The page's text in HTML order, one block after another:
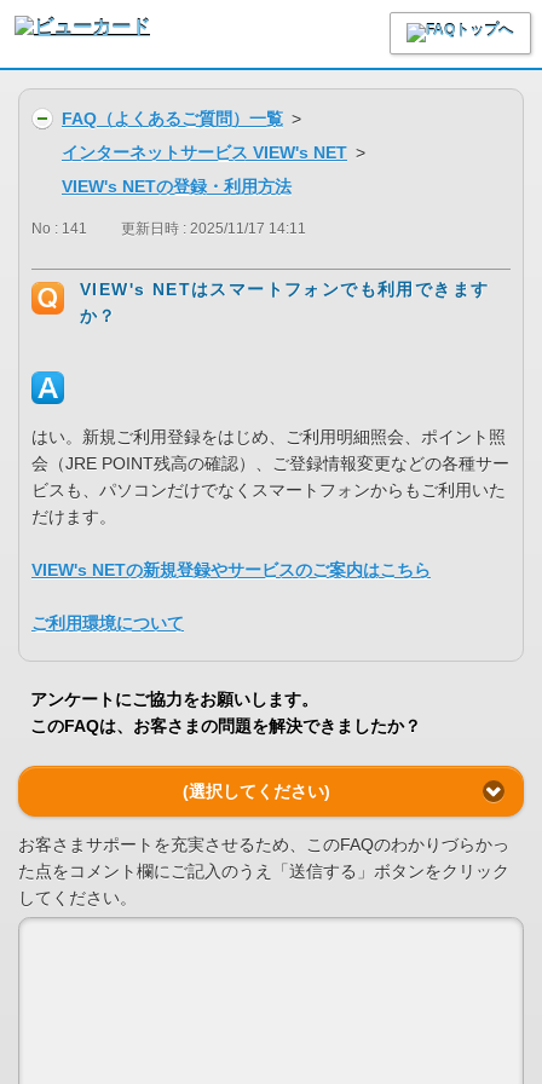
FAQ（よくあるご質問）一覧 >
インターネットサービス VIEW's NET >
VIEW's NETの登録・利用方法
No : 141 更新日時 : 2025/11/17 14:11
VIEW's NETはスマートフォンでも利用できます
か？
はい。新規ご利用登録をはじめ、ご利用明細照会、ポイント照
会（JRE POINT残高の確認）、ご登録情報変更などの各種サー
ビスも、パソコンだけでなくスマートフォンからもご利用いた
だけます。
VIEW's NETの新規登録やサービスのご案内はこちら
ご利用環境について
アンケートにご協力をお願いします。
このFAQは、お客さまの問題を解決できましたか？
(選択してください)
お客さまサポートを充実させるため、このFAQのわかりづらかっ
た点をコメント欄にご記入のうえ「送信する」ボタンをクリック
してください。